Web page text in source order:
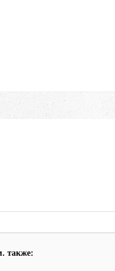
также: